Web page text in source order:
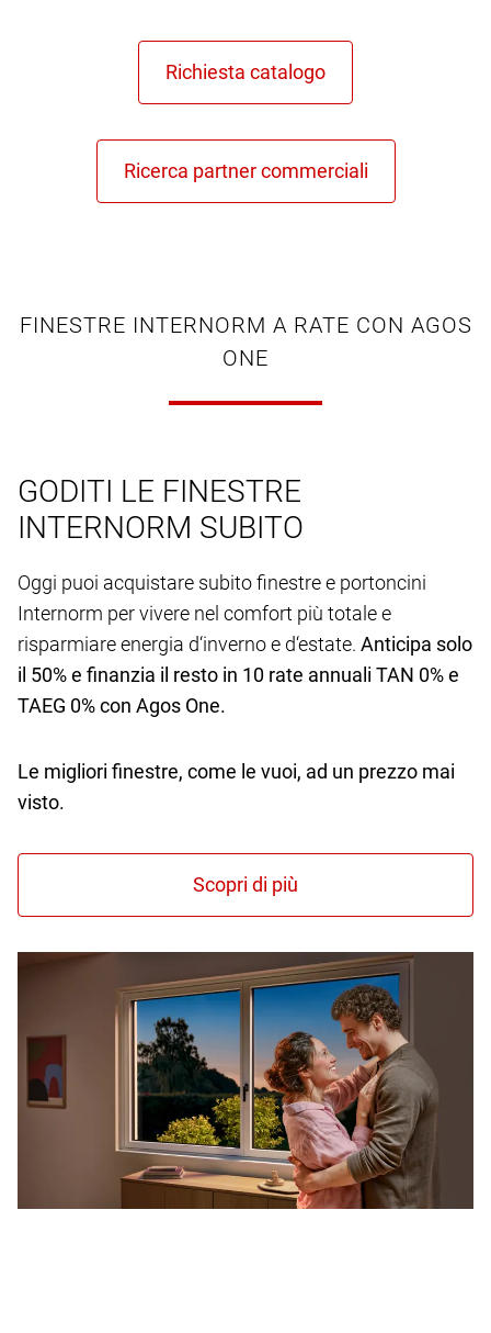
FINESTRE INTERNORM A RATE CON AGOS
ONE
GODITI LE FINESTRE
INTERNORM SUBITO
Oggi puoi acquistare subito finestre e portoncini
Internorm per vivere nel comfort più totale e
risparmiare energia d‘inverno e d‘estate. Anticipa solo
il 50% e finanzia il resto in 10 rate annuali TAN 0% e
TAEG 0% con Agos One.
Le migliori finestre, come le vuoi, ad un prezzo mai
visto.